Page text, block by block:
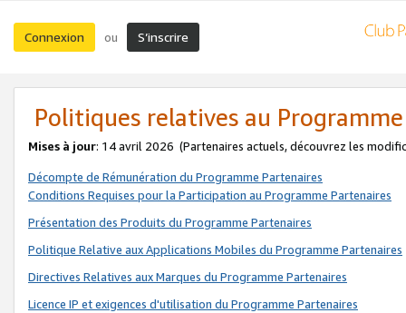
Connexion ou S’inscrire
Politiques relatives au
Mises à jour: 14 avril 2026 (Partenaires actuels, découvrez les
Décompte de Rémunération du Programme Partenaires
Conditions Requises pour la Participation au Programme Partenaires
Présentation des Produits du Programme Partenaires
Politique Relative aux Applications Mobiles du Programme Partenaires
Directives Relatives aux Marques du Programme Partenaires
Licence IP et exigences d'utilisation du Programme Partenaires